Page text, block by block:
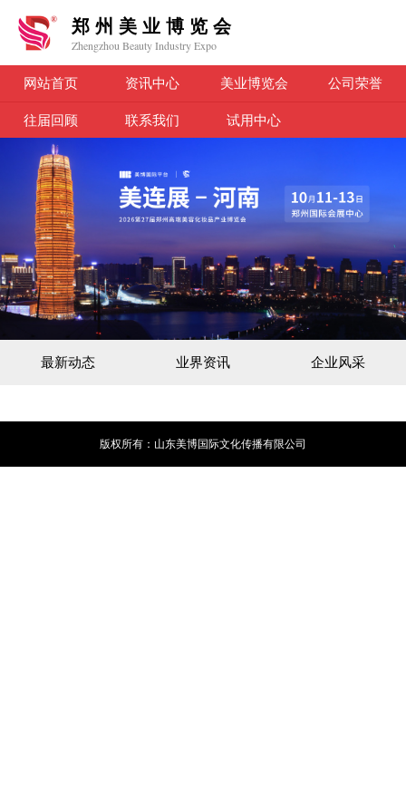
郑州美业博览会
Zhengzhou Beauty Industry Expo
网站首页 资讯中心 美业博览会 公司荣誉
往届回顾 联系我们 试用中心
最新动态 业界资讯 企业风采
版权所有：山东美博国际文化传播有限公司